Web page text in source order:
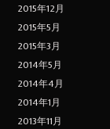
2015年12月
2015年5月
2015年3月
2014年5月
2014年4月
2014年1月
2013年11月